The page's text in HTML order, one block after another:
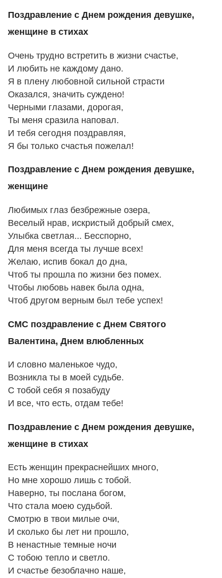
Поздравление с Днем рождения девушке,
женщине в стихах
Очень трудно встретить в жизни счастье,
И любить не каждому дано.
Я в плену любовной сильной страсти
Оказался, значить суждено!
Черными глазами, дорогая,
Ты меня сразила наповал.
И тебя сегодня поздравляя,
Я бы только счастья пожелал!
Поздравление с Днем рождения девушке,
женщине
Любимых глаз безбрежные озера,
Веселый нрав, искристый добрый смех,
Улыбка светлая... Бесспорно,
Для меня всегда ты лучше всех!
Желаю, испив бокал до дна,
Чтоб ты прошла по жизни без помех.
Чтобы любовь навек была одна,
Чтоб другом верным был тебе успех!
СМС поздравление с Днем Святого
Валентина, Днем влюбленных
И словно маленькое чудо,
Возникла ты в моей судьбе.
С тобой себя я позабуду
И все, что есть, отдам тебе!
Поздравление с Днем рождения девушке,
женщине в стихах
Есть женщин прекраснейших много,
Но мне хорошо лишь с тобой.
Наверно, ты послана богом,
Что стала моею судьбой.
Смотрю в твои милые очи,
И сколько бы лет ни прошло,
В ненастные темные ночи
С тобою тепло и светло.
И счастье безоблачно наше,